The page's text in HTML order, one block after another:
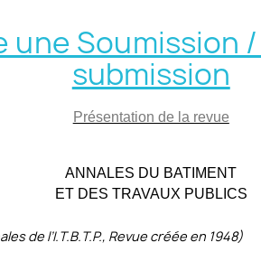
une Soumission
submission
Présentation de la revue
ANNALES DU BATIMENT
ET DES TRAVAUX PUBLICS
de l’I.T.B.T.P., Revue créée en 1948)